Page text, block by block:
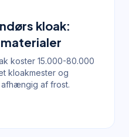
kloak:
koster 15.000-80.000
kloakmester og
af frost.